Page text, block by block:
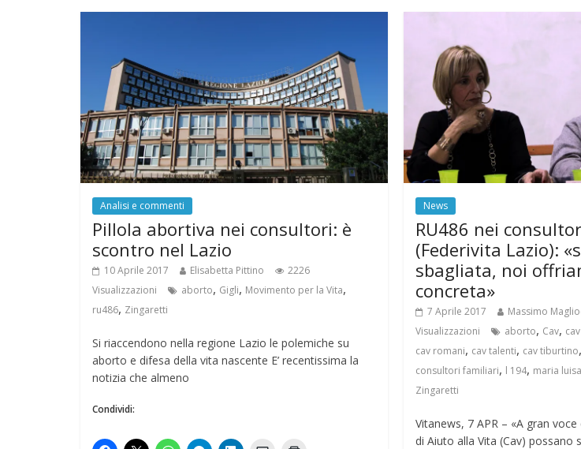
Analisi e commenti
Pillola abortiva nei consultori: è
scontro nel Lazio
10 Aprile 2017 Elisabetta Pittino
2226
Visualizzazioni
aborto, Gigli, Movimento per la Vita,
ru486, Zingaretti
Si riaccendono nella regione Lazio le polemiche su
aborto e difesa della vita nascente E’ recentissima la
notizia che almeno
Condividi:
News
RU486 nei
(Federivita Lazio):
sbagliata, noi
concreta»
7 Aprile 2017 Massimo
Visualizzazioni
aborto, Cav,
cav romani, cav talenti, cav tiburtino,
consultori familiari, l 194, maria
Zingaretti
Vitanews, 7 APR – «A gran
di Aiuto alla Vita (Cav) possano